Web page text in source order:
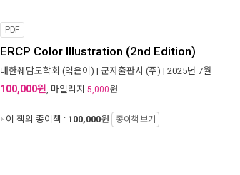
PDF
ERCP Color Illustration (2nd Edition)
대한췌담도학회 (엮은이) | 군자출판사 (주) | 2025년 7월
100,000원, 마일리지 5,000원
이 책의 종이책 : 100,000원 종이책 보기